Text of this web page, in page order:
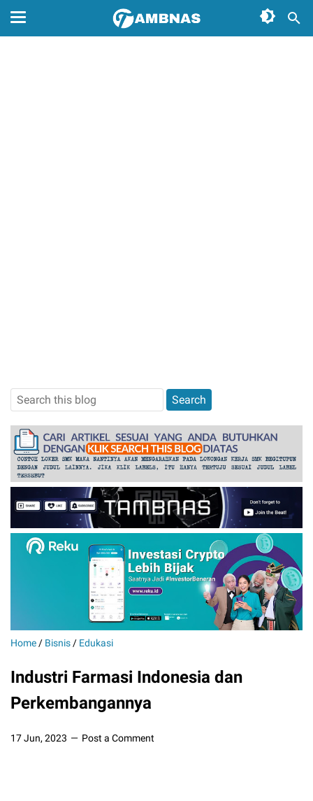
Home / Bisnis / Edukasi
Industri Farmasi Indonesia dan
Perkembangannya
17 Jun, 2023 Post a Comment